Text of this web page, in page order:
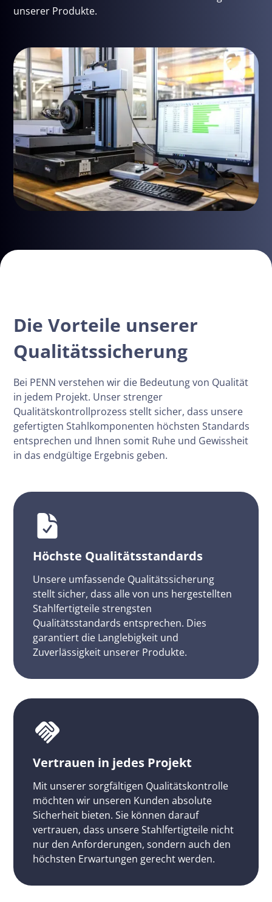
unserer Produkte.
Die Vorteile unserer
Qualitätssicherung
Bei PENN verstehen wir die Bedeutung von Qualität
in jedem Projekt. Unser strenger
Qualitätskontrollprozess stellt sicher, dass unsere
gefertigten Stahlkomponenten höchsten Standards
entsprechen und Ihnen somit Ruhe und Gewissheit
in das endgültige Ergebnis geben.
Höchste Qualitätsstandards
Unsere umfassende Qualitätssicherung
stellt sicher, dass alle von uns hergestellten
Stahlfertigteile strengsten
Qualitätsstandards entsprechen. Dies
garantiert die Langlebigkeit und
Zuverlässigkeit unserer Produkte.
Vertrauen in jedes Projekt
Mit unserer sorgfältigen Qualitätskontrolle
möchten wir unseren Kunden absolute
Sicherheit bieten. Sie können darauf
vertrauen, dass unsere Stahlfertigteile nicht
nur den Anforderungen, sondern auch den
höchsten Erwartungen gerecht werden.